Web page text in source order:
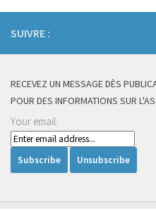
SUIVRE :
RECEVEZ UN MESSAGE DÈS
POUR DES INFORMATIONS SUR
Your email: